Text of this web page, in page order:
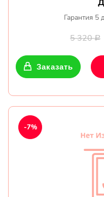
Гарантия 5
5 320Р
Заказать
-7%